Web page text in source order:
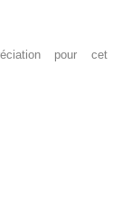
pour cet